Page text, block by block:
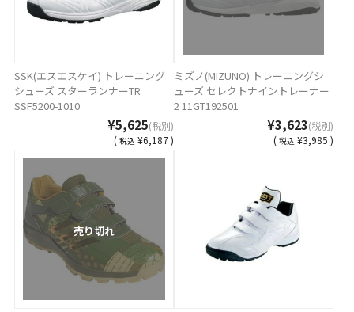
SSK(エスエスケイ) トレーニング
シューズ スターランナーTR
SSF5200-1010
¥5,625(税別)
( 税込 ¥6,187 )
ミズノ(MIZUNO) トレーニングシ
ューズ セレクトナイントレーナー
2 11GT192501
¥3,623(税別)
( 税込 ¥3,985 )
売り切れ